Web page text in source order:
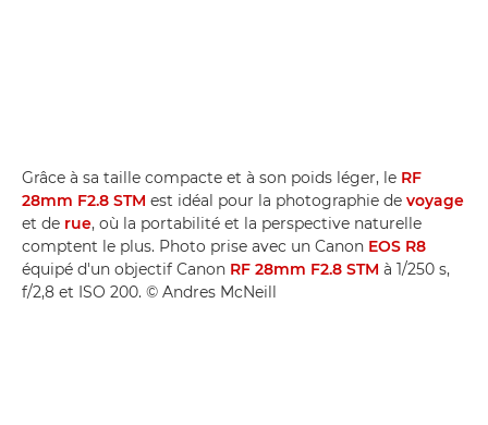
Grâce à sa taille compacte et à son poids léger, le RF
28mm F2.8 STM est idéal pour la photographie de voyage
et de rue, où la portabilité et la perspective naturelle
comptent le plus. Photo prise avec un Canon EOS R8
équipé d'un objectif Canon RF 28mm F2.8 STM à 1/250 s,
f/2,8 et ISO 200. © Andres McNeill